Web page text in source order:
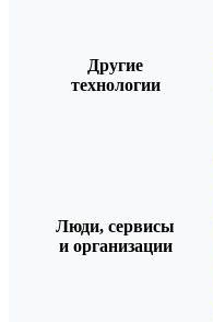
Другие
технологии
Люди, сервисы
и организации